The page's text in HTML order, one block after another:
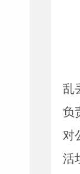
乱
负
对
活